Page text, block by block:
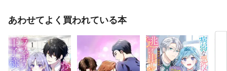
あわせてよく買われている本